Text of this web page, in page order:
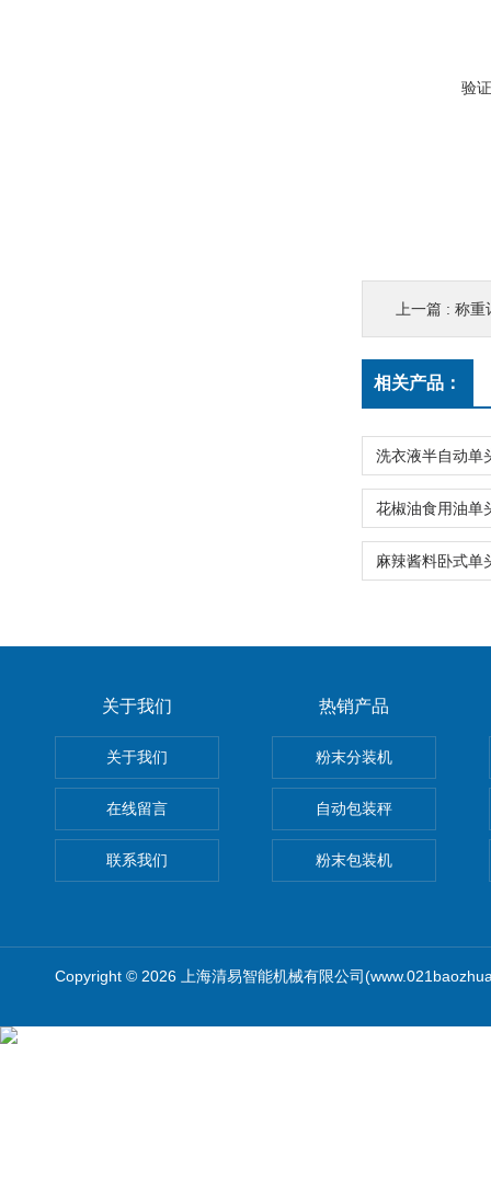
验
上一篇 : 称重
相关产品：
关于我们
关于我们
在线留言
联系我们
热销产品
粉末分装机
自动包装秤
粉末包装机
Copyright © 2026 上海清易智能机械有限公司